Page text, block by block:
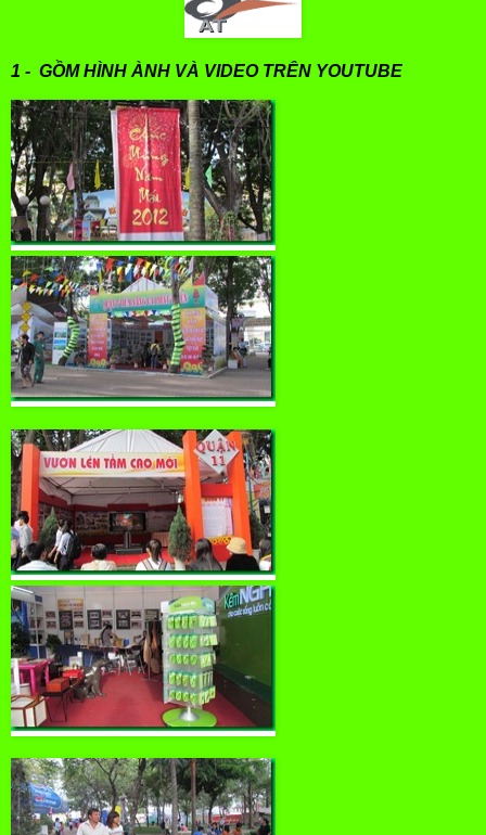
1 - GỒM HÌNH ÀNH VÀ VIDEO TRÊN YOUTUBE